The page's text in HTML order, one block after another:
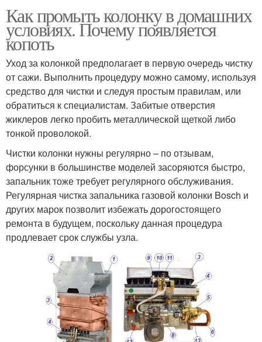
Как промыть колонку в домашних
условиях. Почему появляется
копоть
Уход за колонкой предполагает в первую очередь чистку
от сажи. Выполнить процедуру можно самому, используя
средство для чистки и следуя простым правилам, или
обратиться к специалистам. Забитые отверстия
жиклеров легко пробить металлической щеткой либо
тонкой проволокой.
Чистки колонки нужны регулярно – по отзывам,
форсунки в большинстве моделей засоряются быстро,
запальник тоже требует регулярного обслуживания.
Регулярная чистка запальника газовой колонки Bosch и
других марок позволит избежать дорогостоящего
ремонта в будущем, поскольку данная процедура
продлевает срок службы узла.